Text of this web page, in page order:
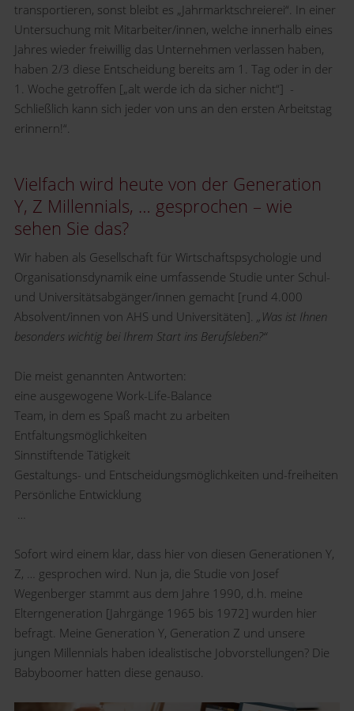
transportieren, sonst bleibt es „Jahrmarktschreierei“. In einer
Untersuchung mit Mitarbeiter/innen, welche innerhalb eines
Jahres wieder freiwillig das Unternehmen verlassen haben,
haben 2/3 diese Entscheidung bereits am 1. Tag oder in der
1. Woche getroffen [„alt werde ich da sicher nicht“] -
Schließlich kann sich jeder von uns an den ersten Arbeitstag
erinnern!“.
Vielfach wird heute von der Generation
Y, Z Millennials, … gesprochen – wie
sehen Sie das?
Wir haben als Gesellschaft für Wirtschaftspsychologie und
Organisationsdynamik eine umfassende Studie unter Schul-
und Universitätsabgänger/innen gemacht [rund 4.000
Absolvent/innen von AHS und Universitäten].„Was ist Ihnen
besonders wichtig bei Ihrem Start ins Berufsleben?“
Die meist genannten Antworten:
eine ausgewogene Work-Life-Balance
Team, in dem es Spaß macht zu arbeiten
Entfaltungsmöglichkeiten
Sinnstiftende Tätigkeit
Gestaltungs- und Entscheidungsmöglichkeiten und-freiheiten
Persönliche Entwicklung
…
Sofort wird einem klar, dass hier von diesen Generationen Y,
Z, … gesprochen wird. Nun ja, die Studie von Josef
Wegenberger stammt aus dem Jahre 1990, d.h. meine
Elterngeneration [Jahrgänge 1965 bis 1972] wurden hier
befragt. Meine Generation Y, Generation Z und unsere
jungen Millennials haben idealistische Jobvorstellungen? Die
Babyboomer hatten diese genauso.